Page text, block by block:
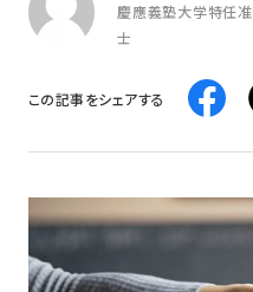
慶應義塾大学特任
士
この記事をシェアする